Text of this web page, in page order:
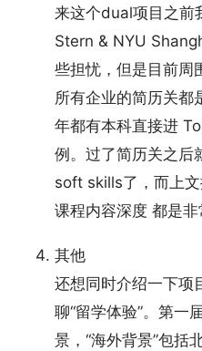
来这个dual项目之前
Stern & NYU
些担忧，但是目前周
所有企业的简历关都
年都有本科直接进
例。过了简历关之
soft skills了，而上
课程内容深度 都是
其他
还想同时介绍一下项
聊“留学体验”。第一
景，“海外背景”包括